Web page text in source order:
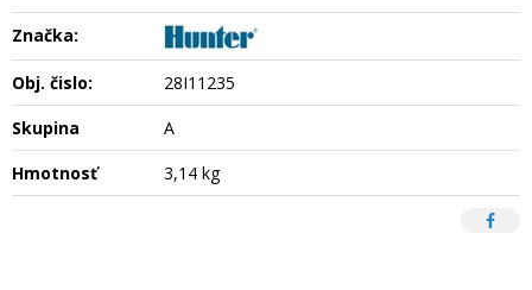
Značka:
Obj. čislo:
28I11235
Skupina
A
Hmotnosť
3,14 kg